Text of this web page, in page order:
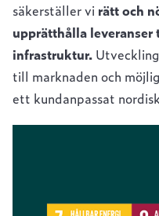
säkerställer vi rätt och
upprätthålla
infrastruktur.
till marknaden och
ett kundanpassat